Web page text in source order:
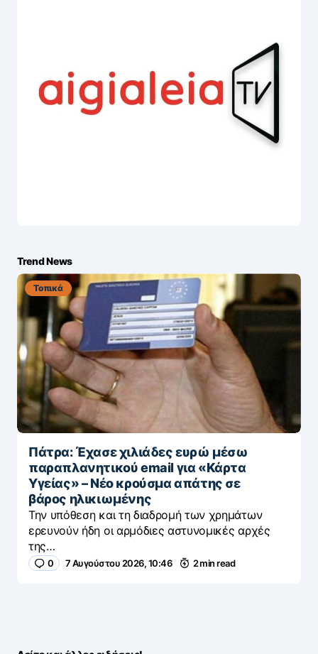
Trend News
Τοπικά
Πάτρα: Έχασε χιλιάδες ευρώ μέσω
παραπλανητικού email για «Κάρτα
Υγείας» – Νέο κρούσμα απάτης σε
βάρος ηλικιωμένης
Την υπόθεση και τη διαδρομή των χρημάτων
ερευνούν ήδη οι αρμόδιες αστυνομικές αρχές
της…
0 7 Αυγούστου 2026, 10:46 2 min read